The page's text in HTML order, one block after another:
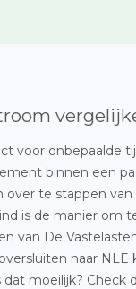
voor onbepaalde
binnen een
over te stappen
is de manier om
van De
naar NLE
dat moeilijk? Check